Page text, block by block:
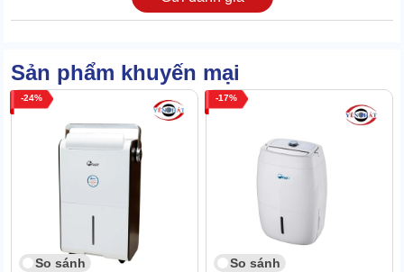
Vận hành khỏe, chạy êm, ít hỏng hóc
Sản phẩm khuyến mại
24
So sánh
17
So sánh